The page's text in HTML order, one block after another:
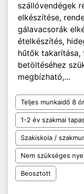
szállóvendégek
elkészítése,
gálavacsorák
ételkészítés,
hűtők
betöltéséhez
megbízható,...
Teljes munkaidő 8
1-2 év szakmai
Szakiskola /
Nem szükséges
Beosztott